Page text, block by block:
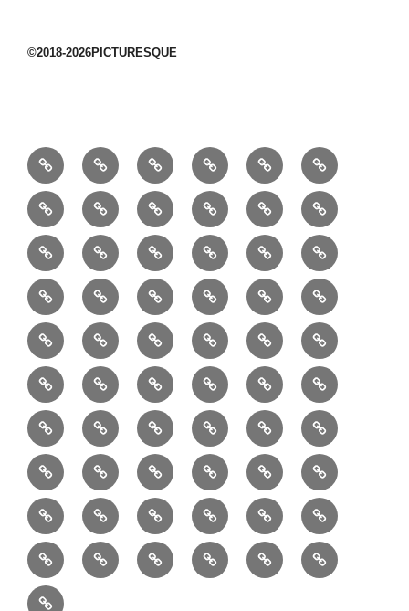
©2018-2026PICTURESQUE
1/10：
材
料
10/10：
ジ
ュ
エ
リ
ー
2/10：
製
作
3/10：
は
ぎ
れ
4/10：
Ｈ
Ｍ
Ｂ
教
室
5/10：
事
業
6/10：
読
書
7/10：
食・
健
康
8/10：
リ
フ
ォ
ー
ム
9/10：
コ
ー
デ
creema
で
販
売
中
の
ハ
ン
ド
メ
イ
ド
バ
ッ
グ
①
入
園
バ
ッ
グ
セ
ッ
ト
②
半
月
型
③
巾
着
袋
（縦
長）
④
巾
着
袋
（小）
⑤
巾
着
シ
ョ
ル
ダ
ー
⑥
小
動
物
用
小
物
⑦
リ
ュ
ッ
ク
⑧
メ
ッ
セ
ン
ジ
ャ
ー
⑨
ミ
シ
ン
カ
バ
ー
⑩
マ
チ
無
し
シ
ョ
ル
ダ
ー
（定
番
品
⑪
マ
ス
ク
⑫
ポ
ー
チ
⑬
ボ
デ
ィ
ー
バ
ッ
グ
⑭
ボ
ッ
ク
ス
型
⑮
ボ
ス
ト
ン
⑯
ヘ
ル
メ
ッ
ト
バ
ッ
グ
⑰
ピ
ン
タ
ッ
ク
バ
ッ
グ
⑱
ビ
ジ
ネ
ス
バ
ッ
グ
⑲
バ
ニ
テ
ィ
ー
⑳
ハ
ン
ド
バ
ッ
グ
お
取
引
の
流
れ
お
問
合
せ
及
び
ご
相
談
デ
ジ
タ
ル
コ
ン
テ
ン
ツ
デ
ジ
タ
ル
コ
ン
テ
ン
ツ
ブ
ロ
グ
プ
ラ
イ
バ
シ
ー
ポ
リ
ラ
ン
デ
ィ
ン
グ
ペ
ル
ー
ル
レ
ン
タ
ル
ジ
ュ
エ
レ
ン
タ
ル
ジ
ュ
エ
㉑
イ
ン
テ
リ
ア
収
㉒
エ
コ
バ
ッ
グ
（定
㉓
楽
器
入
れ
㉔
ナ
ッ
プ
サ
ッ
㉕
ド
ー
ム
型
㉖
ド
イ
リ
ー
㉗
オ
ー
ル
イ
ン
㉘
カ
ー
テ
ン
㉙
ク
ッ
シ
㉚
ク
ラ
ッ
㉛
ト
ー
ト
㉜
洋
服
ラ
事
業
者
か
事
業
者
伝
言
共
有
最
近
本
物
製
作
Ｓ